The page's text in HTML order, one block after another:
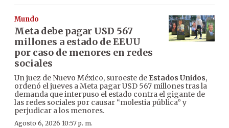
Mundo
Meta debe pagar USD 567
millones a estado de EEUU
por caso de menores en redes
sociales
Un juez de Nuevo México, suroeste de Estados Unidos,
ordenó el jueves a Meta pagar USD 567 millones tras la
demanda que interpuso el estado contra el gigante de
las redes sociales por causar “molestia pública” y
perjudicar a los menores.
Agosto 6, 2026 10:57 p. m.